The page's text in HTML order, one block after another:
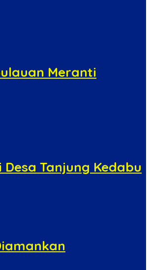
Meranti
Tanjung Kedabu